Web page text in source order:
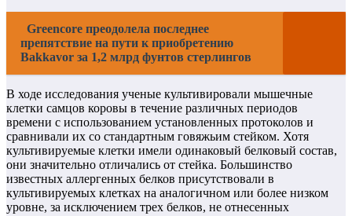
Greencore преодолела последнее
препятствие на пути к приобретению
Bakkavor за 1,2 млрд фунтов стерлингов
В ходе исследования ученые культивировали мышечные
клетки самцов коровы в течение различных периодов
времени с использованием установленных протоколов и
сравнивали их со стандартным говяжьим стейком. Хотя
культивируемые клетки имели одинаковый белковый состав,
они значительно отличались от стейка. Большинство
известных аллергенных белков присутствовали в
культивируемых клетках на аналогичном или более низком
уровне, за исключением трех белков, не отнесенных